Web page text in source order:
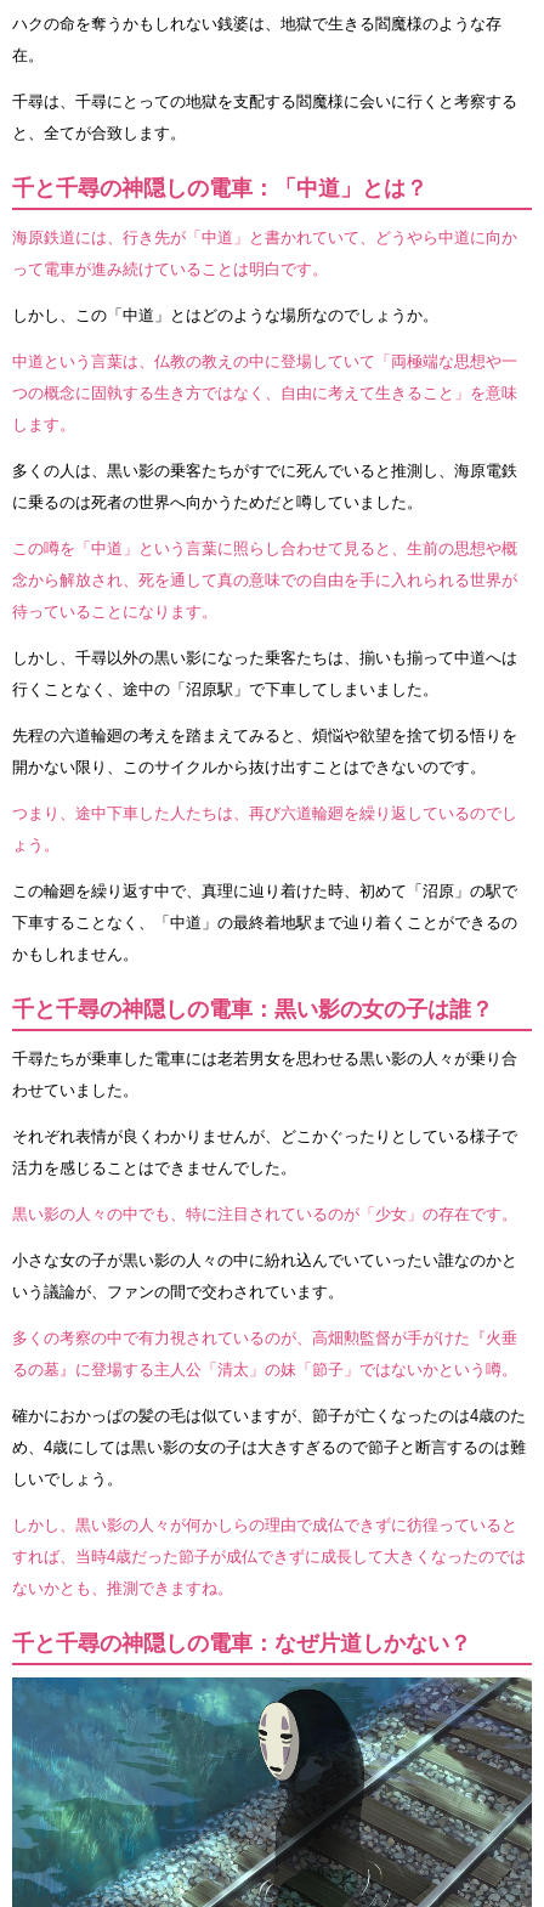
ハクの命を奪うかもしれない銭婆は、地獄で生きる閻魔様のような存
在。
千尋は、千尋にとっての地獄を支配する閻魔様に会いに行くと考察する
と、全てが合致します。
千と千尋の神隠しの電車：「中道」とは？
海原鉄道には、行き先が「中道」と書かれていて、どうやら中道に向か
って電車が進み続けていることは明白です。
しかし、この「中道」とはどのような場所なのでしょうか。
中道という言葉は、仏教の教えの中に登場していて「両極端な思想や一
つの概念に固執する生き方ではなく、自由に考えて生きること」を意味
します。
多くの人は、黒い影の乗客たちがすでに死んでいると推測し、海原電鉄
に乗るのは死者の世界へ向かうためだと噂していました。
この噂を「中道」という言葉に照らし合わせて見ると、生前の思想や概
念から解放され、死を通して真の意味での自由を手に入れられる世界が
待っていることになります。
しかし、千尋以外の黒い影になった乗客たちは、揃いも揃って中道へは
行くことなく、途中の「沼原駅」で下車してしまいました。
先程の六道輪廻の考えを踏まえてみると、煩悩や欲望を捨て切る悟りを
開かない限り、このサイクルから抜け出すことはできないのです。
つまり、途中下車した人たちは、再び六道輪廻を繰り返しているのでし
ょう。
この輪廻を繰り返す中で、真理に辿り着けた時、初めて「沼原」の駅で
下車することなく、「中道」の最終着地駅まで辿り着くことができるの
かもしれません。
千と千尋の神隠しの電車：黒い影の女の子は誰？
千尋たちが乗車した電車には老若男女を思わせる黒い影の人々が乗り合
わせていました。
それぞれ表情が良くわかりませんが、どこかぐったりとしている様子で
活力を感じることはできませんでした。
黒い影の人々の中でも、特に注目されているのが「少女」の存在です。
小さな女の子が黒い影の人々の中に紛れ込んでいていったい誰なのかと
いう議論が、ファンの間で交わされています。
多くの考察の中で有力視されているのが、高畑勲監督が手がけた『火垂
るの墓』に登場する主人公「清太」の妹「節子」ではないかという噂。
確かにおかっぱの髪の毛は似ていますが、節子が亡くなったのは4歳のた
め、4歳にしては黒い影の女の子は大きすぎるので節子と断言するのは難
しいでしょう。
しかし、黒い影の人々が何かしらの理由で成仏できずに彷徨っていると
すれば、当時4歳だった節子が成仏できずに成長して大きくなったのでは
ないかとも、推測できますね。
千と千尋の神隠しの電車：なぜ片道しかない？